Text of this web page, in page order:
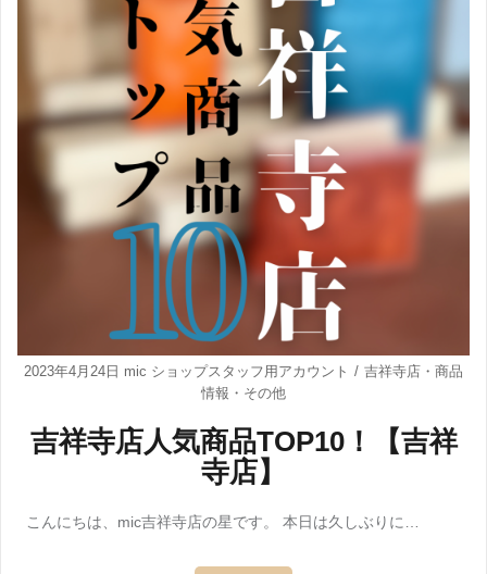
2023年4月24日 mic ショップスタッフ用アカウント 吉祥寺店 ・ 商品
情報 ・ その他
吉祥寺店人気商品TOP10！【吉祥
寺店】
こんにちは、mic吉祥寺店の星です。 本日は久しぶりに…